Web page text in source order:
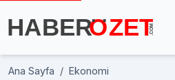
Ana Sayfa
Ekonomi